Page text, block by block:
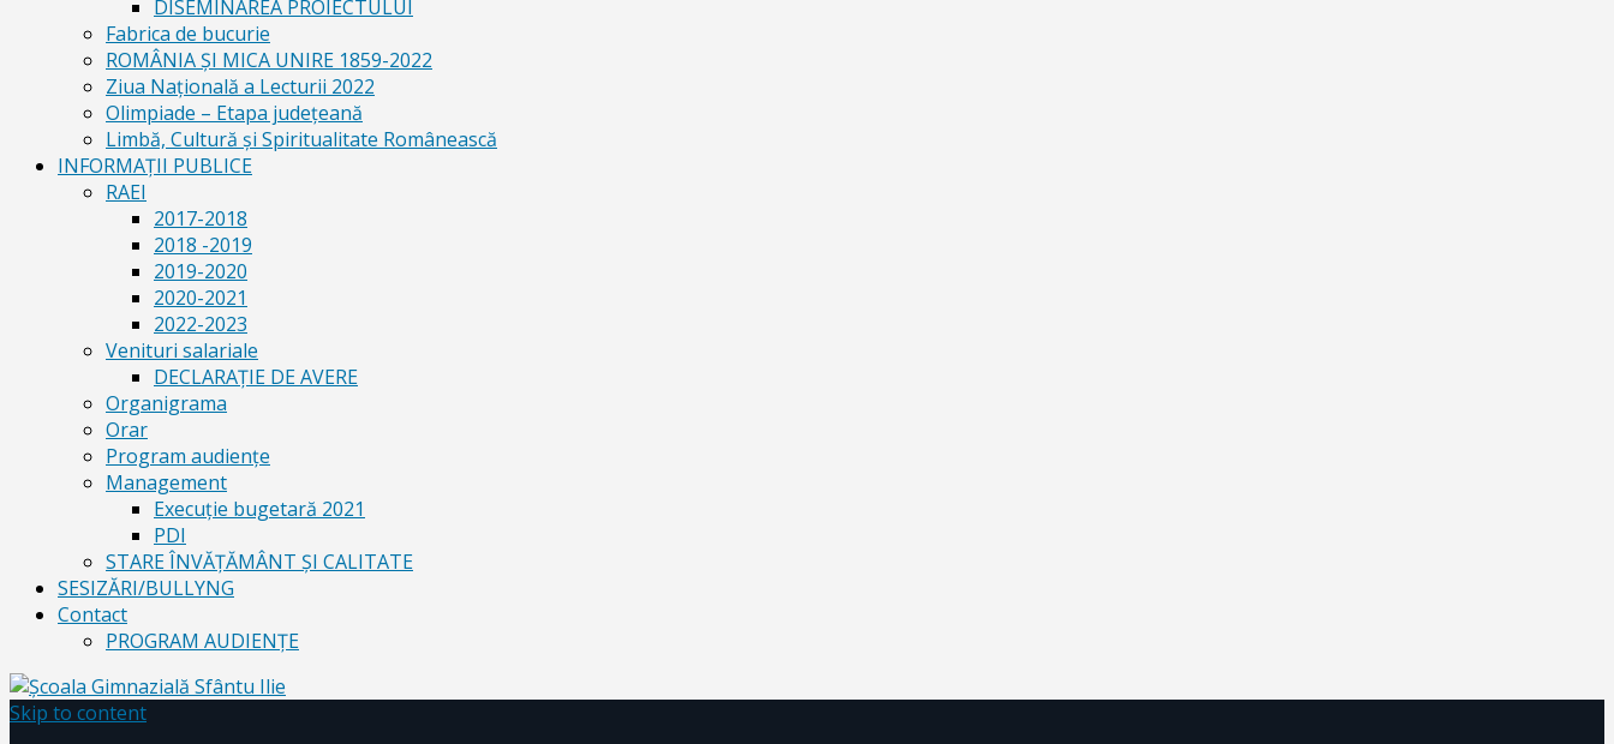
DISEMINAREA PROIECTULUI
Fabrica de bucurie
ROMÂNIA ŞI MICA UNIRE 1859-2022
Ziua Naţională a Lecturii 2022
Olimpiade – Etapa judeţeană
Limbă, Cultură și Spiritualitate Românească
INFORMAŢII PUBLICE
RAEI
2017-2018
2018 -2019
2019-2020
2020-2021
2022-2023
Venituri salariale
DECLARAŢIE DE AVERE
Organigrama
Orar
Program audiențe
Management
Execuţie bugetară 2021
PDI
STARE ÎNVĂȚĂMÂNT ȘI CALITATE
SESIZĂRI/BULLYNG
Contact
PROGRAM AUDIENŢE
Skip to content